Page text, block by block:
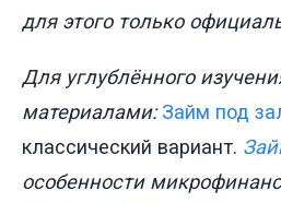
для этого только
Для углублённого
материалами:Займ под
классический вариант.
особенности